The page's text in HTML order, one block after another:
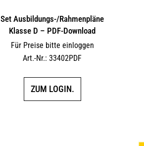
Set Ausbildungs-/Rahmenpläne
Klasse D – PDF-Download
Für Preise bitte einloggen
Art.-Nr.: 33402PDF
ZUM LOGIN.